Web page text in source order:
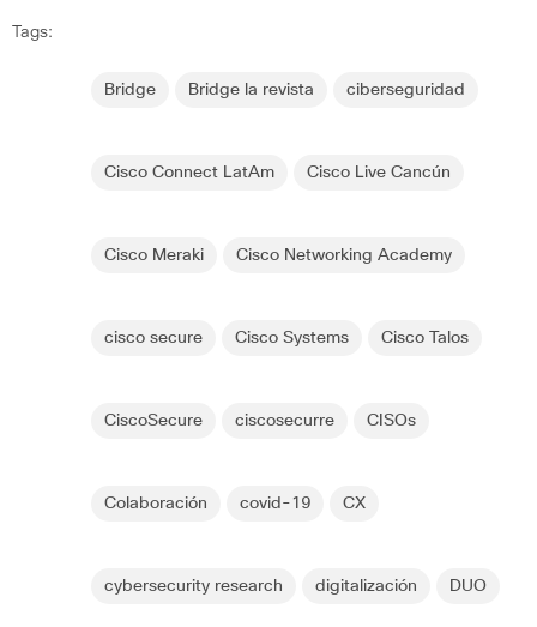
Tags:
Bridge Bridge la revista ciberseguridad
Cisco Connect LatAm Cisco Live Cancún
Cisco Meraki Cisco Networking Academy
cisco secure Cisco Systems Cisco Talos
CiscoSecure ciscosecurre CISOs
Colaboración covid-19 CX
cybersecurity research digitalización DUO